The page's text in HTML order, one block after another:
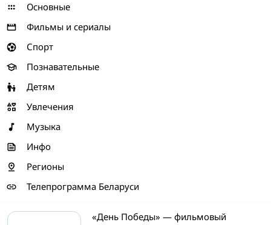
Основные
Фильмы и сериалы
Спорт
Познавательные
Детям
Увлечения
Музыка
Инфо
Регионы
Телепрограмма Беларуси
«День Победы» — фильмовый